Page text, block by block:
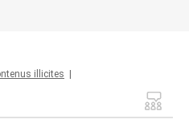
illicites